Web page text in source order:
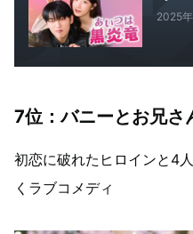
2025
7位：バニーとお兄さ
初恋に破れたヒロインと4
くラブコメディ